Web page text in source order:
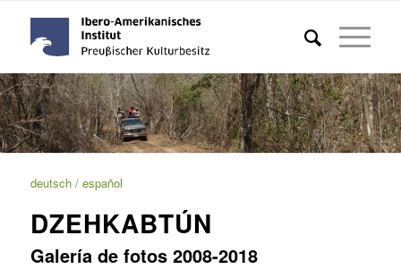
deutsch/ español
DZEHKABTÚN
Galería de fotos 2008-2018